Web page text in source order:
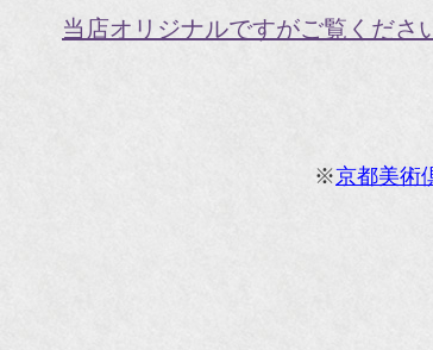
当店オリジナルですがご覧くださ
※京都美術